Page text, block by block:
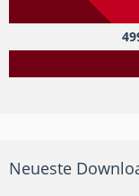
Neueste